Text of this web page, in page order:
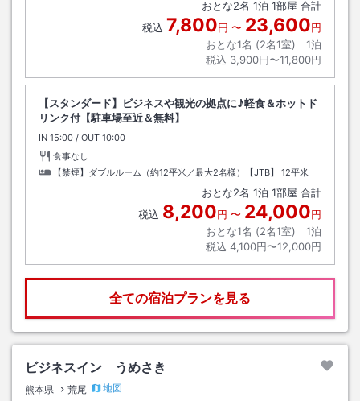
おとな2名 1泊 1部屋 合計
税込 7,800円 〜 23,600円
おとな1名 (2名1室)｜ 1泊
税込 3,900円〜11,800円
【スタンダード】ビジネスや観光の拠点に♪軽食＆ホットド
リンク付【駐車場至近＆無料】
IN チェックイン
15:00 / OUT チェックアウト
10:00
食事なし
【禁煙】ダブルルーム（約12平米／最大2名様）【JTB】
12平米
おとな2名 1泊 1部屋 合計
税込 8,200円 〜 24,000円
おとな1名 (2名1室)｜ 1泊
税込 4,100円〜12,000円
全ての宿泊プランを見る
ビジネスイン うめさき
熊本県 荒尾
地図